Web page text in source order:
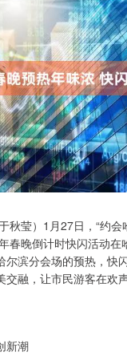
秋莹）1月27日，“约会
春晚倒计时快闪活动在
尔滨分会场的预热，快
融，让市民游客在欢
新潮